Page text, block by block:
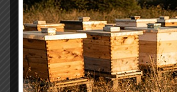
médicaments
Actualités,Le Sanitaire ParGDSA 22 24
Nous pensons utile de porter à
le travail de tests que la Fédération
Organisations Apicoles